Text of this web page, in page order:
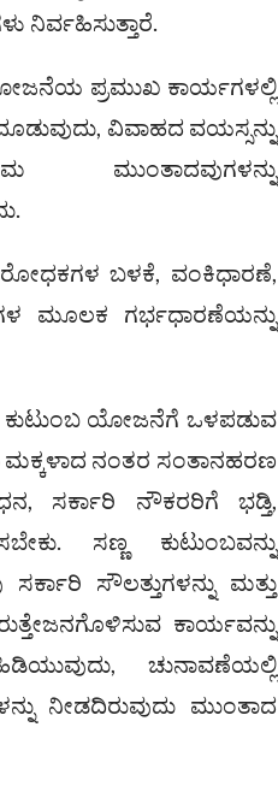
ನಿರ್ವಹಿಸುತ್ತಾರೆ.
ಪ್ರಮುಖ ಕಾರ್ಯಗಳಲ್ಲಿ
ವಿವಾಹದ ವಯಸ್ಸನ್ನು
ಮುಂತಾದವುಗಳನ್ನು
ಬಳಕೆ, ವಂಕಿಧಾರಣೆ,
ಮೂಲಕ ಗರ್ಭಧಾರಣೆಯನ್ನು
ಕುಟುಂಬ ಯೋಜನೆಗೆ ಒಳಪಡುವ
ಮಕ್ಕಳಾದ ನಂತರ ಸಂತಾನಹರಣ
ಸರ್ಕಾರಿ ನೌಕರರಿಗೆ ಭಡ್ತಿ,
ಸಣ್ಣ ಕುಟುಂಬವನ್ನು
ಸೌಲತ್ತುಗಳನ್ನು ಮತ್ತು
ಕಾರ್ಯವನ್ನು
ಚುನಾವಣೆಯಲ್ಲಿ
ನೀಡದಿರುವುದು ಮುಂತಾದ